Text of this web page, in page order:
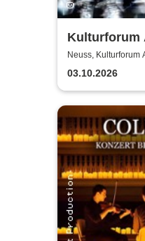
Kulturforum
presents:
Neuss, Kulturforum
03.10.2026